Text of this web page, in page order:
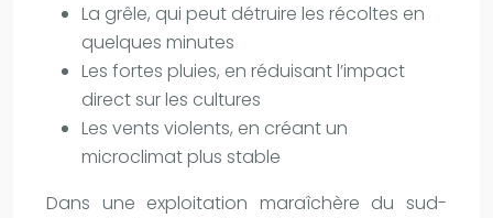
La grêle, qui peut détruire les récoltes en
quelques minutes
Les fortes pluies, en réduisant l’impact
direct sur les cultures
Les vents violents, en créant un
microclimat plus stable
Dans une exploitation maraîchère du sud-